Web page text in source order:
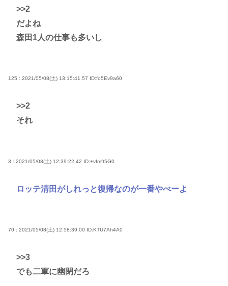
>>2
だよね
森田1人の仕事も多いし
125 : 2021/05/08(土) 13:15:41.57 ID:fo5Ev9a60
>>2
それ
3 : 2021/05/08(土) 12:39:22.42 ID:+vfmft5G0
ロッテ清田がしれっと復帰なのが一番やべーよ
70 : 2021/05/08(土) 12:58:39.00 ID:KTU7Ah4A0
>>3
でも二軍に幽閉だろ